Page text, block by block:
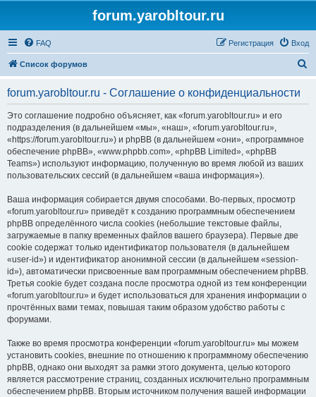
forum.yarobltour.ru
FAQ Вход
Регистрация
Список форумов
forum.yarobltour.ru - Соглашение о конфиденциальности
Это соглашение подробно объясняет, как «forum.yarobltour.ru» и его
подразделения (в дальнейшем «мы», «наш», «forum.yarobltour.ru»,
«https://forum.yarobltour.ru») и phpBB (в дальнейшем «они», «программное
обеспечение phpBB», «www.phpbb.com», «phpBB Limited», «phpBB
Teams») используют информацию, полученную во время любой из ваших
пользовательских сессий (в дальнейшем «ваша информация»).
Ваша информация собирается двумя способами. Во-первых, просмотр
«forum.yarobltour.ru» приведёт к созданию программным обеспечением
phpBB определённого числа cookies (небольшие текстовые файлы,
загружаемые в папку временных файлов вашего браузера). Первые две
cookie содержат только идентификатор пользователя (в дальнейшем
«user-id») и идентификатор анонимной сессии (в дальнейшем «session-
id»), автоматически присвоенные вам программным обеспечением phpBB.
Третья cookie будет создана после просмотра одной из тем конференции
«forum.yarobltour.ru» и будет использоваться для хранения информации о
прочтённых вами темах, повышая таким образом удобство работы с
форумами.
Также во время просмотра конференции «forum.yarobltour.ru» мы можем
установить cookies, внешние по отношению к программному обеспечению
phpBB, однако они выходят за рамки этого документа, целью которого
является рассмотрение страниц, созданных исключительно программным
обеспечением phpBB. Вторым источником получения вашей информации